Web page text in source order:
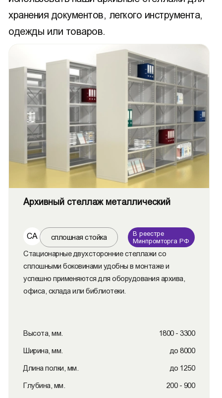
хранения документов, легкого инструмента,
одежды или товаров.
Архивный стеллаж металлический
СА сплошная стойка
В реестре
Минпромторга РФ
Стационарные двухсторонние стеллажи со
сплошными боковинами удобны в монтаже и
успешно применяются для оборудования архива,
офиса, склада или библиотеки.
Высота, мм. 1800 - 3300
Ширина, мм. до 8000
Длина полки, мм. до 1250
Глубина, мм. 200 - 900